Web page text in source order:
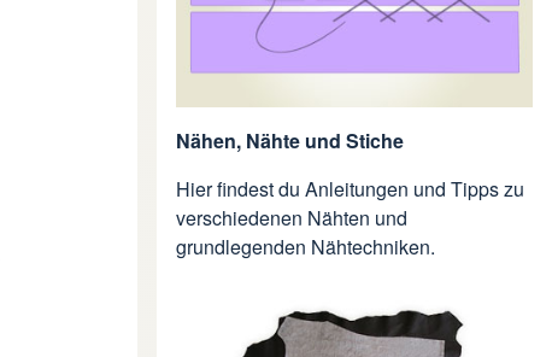
Nähen, Nähte und Stiche
Hier findest du Anleitungen und Tipps zu
verschiedenen Nähten und
grundlegenden Nähtechniken.